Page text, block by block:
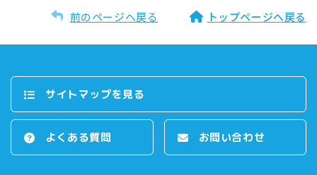
前のページへ戻る トップページへ戻る
サイトマップを⾒る
よくある質問 お問い合わせ